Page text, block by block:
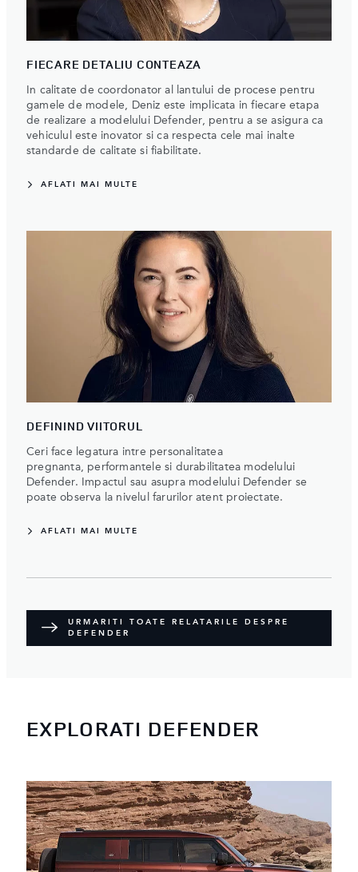
FIECARE DETALIU CONTEAZA
In calitate de coordonator al lantului de procese pentru
gamele de modele, Deniz este implicata in fiecare etapa
de realizare a modelului Defender, pentru a se asigura ca
vehiculul este inovator si ca respecta cele mai inalte
standarde de calitate si fiabilitate.
AFLATI MAI MULTE
DEFININD VIITORUL
Ceri face legatura intre personalitatea
pregnanta, performantele si durabilitatea modelului
Defender. Impactul sau asupra modelului Defender se
poate observa la nivelul farurilor atent proiectate.
AFLATI MAI MULTE
URMARITI TOATE RELATARILE DESPRE
DEFENDER
EXPLORATI DEFENDER